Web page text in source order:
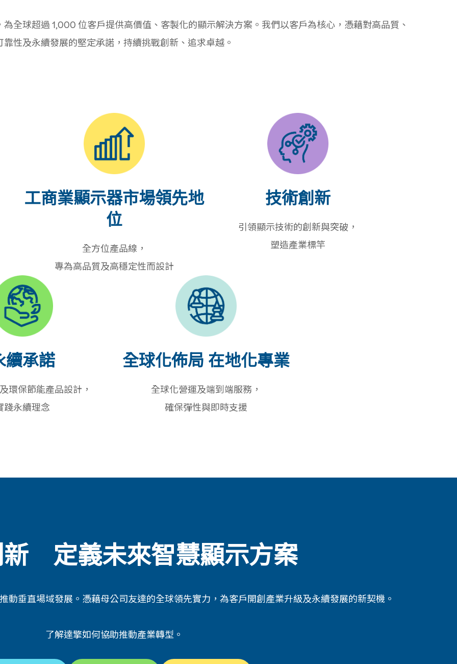
全球超過 1,000 位客戶提供高價值、客製化的顯示解決方案。我們以客戶為核心，憑藉對高品質、
靠性及永續發展的堅定承諾，持續挑戰創新、追求卓越。
工商業顯示器市場領先地
位
全方位產品線，
專為高品質及高穩定性而設計
技術創新
引領顯示技術的創新與突破，
塑造產業標竿
續承諾
環保節能產品設計，
踐永續理念
全球化佈局 在地化專業
全球化營運及端到端服務，
確保彈性與即時支援
新 定義未來智慧顯示方案
動垂直場域發展。憑藉母公司友達的全球領先實力，為客戶開創產業升級及永續發展的新契機。
了解達擎如何協助推動產業轉型。